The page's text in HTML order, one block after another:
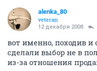
alenka_80
veteran
12 декабря 2008
вот именно, походив
сделали выбор не в
из-за отношения